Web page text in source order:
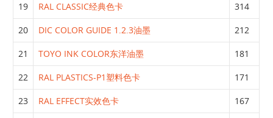
19 RAL CLASSIC经典色卡 314
20 DIC COLOR GUIDE 1.2.3油墨 212
21 TOYO INK COLOR东洋油墨 181
22 RAL PLASTICS-P1塑料色卡 171
23 RAL EFFECT实效色卡 167